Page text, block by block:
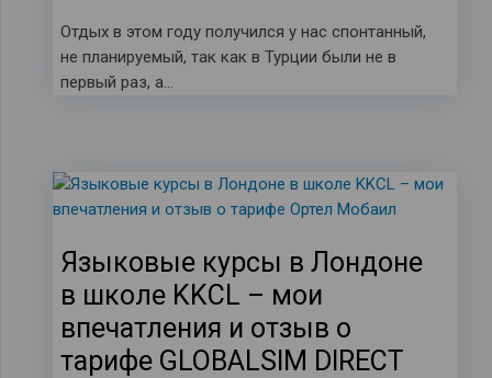
Отдых в этом году получился у нас спонтанный,
не планируемый, так как в Турции были не в
первый раз, а…
Языковые курсы в Лондоне
в школе KKCL – мои
впечатления и отзыв о
тарифе GLOBALSIM DIRECT